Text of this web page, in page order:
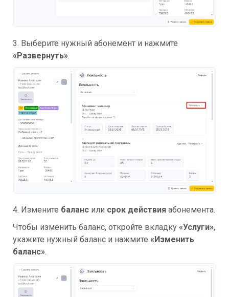
3. Выберите нужный абонемент и нажмите
«Развернуть».
4. Измените баланс или срок действия абонемента.
Чтобы изменить баланс, откройте вкладку «Услуги»,
укажите нужный баланс и нажмите «Изменить
баланс».